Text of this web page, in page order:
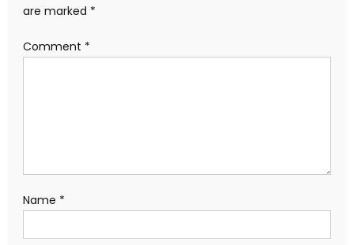
are marked *
Comment *
Name *